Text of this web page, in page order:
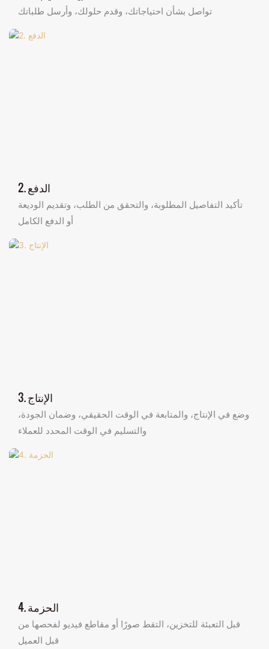
تواصل بشأن احتياجاتك، وقدم حلولك، وأرسل طلباتك
2. الدفع
تأكيد التفاصيل المطلوبة، والتحقق من الطلب، وتقديم الوديعة
أو الدفع الكامل
3. الإنتاج
وضع في الإنتاج، والمتابعة في الوقت الحقيقي، وضمان الجودة،
والتسليم في الوقت المحدد للعملاء
4. الحزمة
قبل التعبئة للتخزين، التقط صورًا أو مقاطع فيديو لفحصها من
قبل العميل